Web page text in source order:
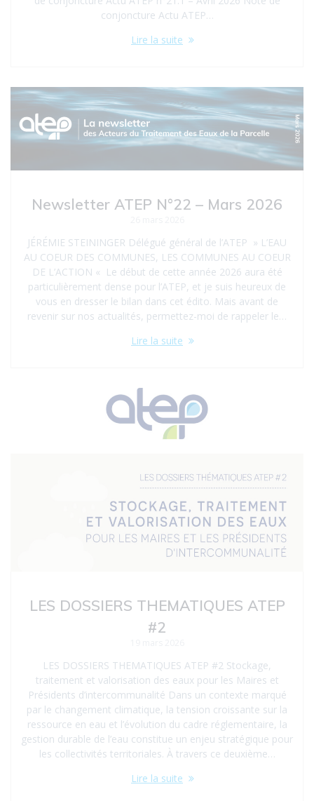
conjoncture Actu ATEP…
Lire la suite
Newsletter ATEP N°22 – Mars 2026
JÉRÉMIE STEININGER Délégué général de l’ATEP » L’EAU
AU COEUR DES COMMUNES, LES COMMUNES AU COEUR
DE L’ACTION « Le début de cette année 2026 aura été
particulièrement dense pour l’ATEP, et je suis heureux de
vous en dresser le bilan dans cet édito. Mais avant de
revenir sur nos actualités, permettez-moi de rappeler le…
Lire la suite
LES DOSSIERS THEMATIQUES ATEP
#2
LES DOSSIERS THEMATIQUES ATEP #2 Stockage,
traitement et valorisation des eaux pour les Maires et
Présidents d’intercommunalité Dans un contexte marqué
par le changement climatique, la tension croissante sur la
ressource en eau et l’évolution du cadre réglementaire, la
gestion durable de l’eau constitue un enjeu stratégique pour
les collectivités territoriales. À travers ce deuxième…
Lire la suite